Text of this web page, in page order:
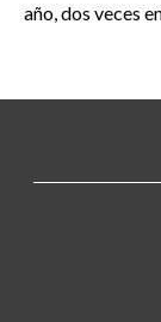
año, dos veces